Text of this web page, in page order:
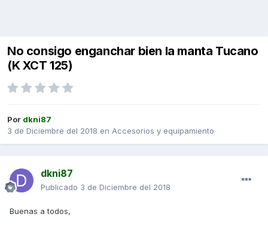
No consigo enganchar bien la manta Tucano
(K XCT 125)
Por dkni87
3 de Diciembre del 2018 en Accesorios y equipamiento
dkni87
Publicado 3 de Diciembre del 2018
Buenas a todos,